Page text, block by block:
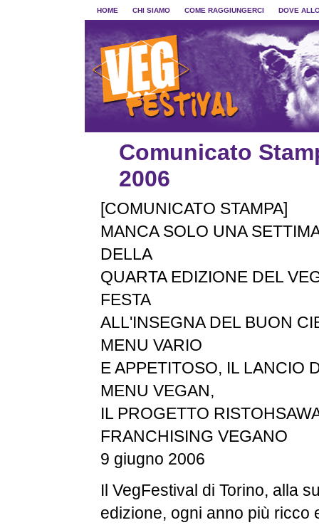
HOME CHI SIAMO COME RAGGIUNGERCI DOVE
Comunicato
2006
[COMUNICATO STAMPA]
MANCA SOLO UNA
DELLA
QUARTA EDIZIONE DEL
FESTA
ALL'INSEGNA DEL BUON
MENU VARIO
E APPETITOSO, IL LANCIO
MENU VEGAN,
IL PROGETTO
FRANCHISING VEGANO
9 giugno 2006
Il VegFestival di Torino, alla
edizione, ogni anno più ricco